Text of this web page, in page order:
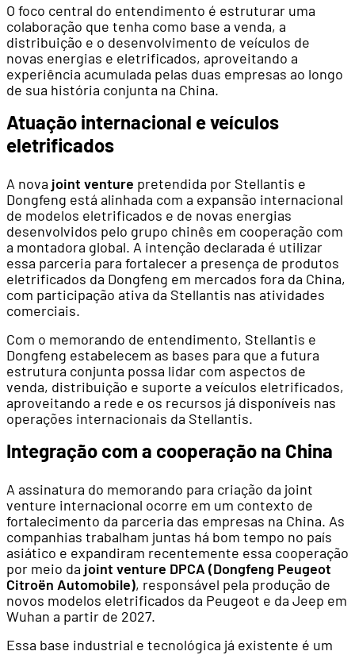
O foco central do entendimento é estruturar uma
colaboração que tenha como base a venda, a
distribuição e o desenvolvimento de veículos de
novas energias e eletrificados, aproveitando a
experiência acumulada pelas duas empresas ao longo
de sua história conjunta na China.
Atuação internacional e veículos
eletrificados
A nova joint venture pretendida por Stellantis e
Dongfeng está alinhada com a expansão internacional
de modelos eletrificados e de novas energias
desenvolvidos pelo grupo chinês em cooperação com
a montadora global. A intenção declarada é utilizar
essa parceria para fortalecer a presença de produtos
eletrificados da Dongfeng em mercados fora da China,
com participação ativa da Stellantis nas atividades
comerciais.
Com o memorando de entendimento, Stellantis e
Dongfeng estabelecem as bases para que a futura
estrutura conjunta possa lidar com aspectos de
venda, distribuição e suporte a veículos eletrificados,
aproveitando a rede e os recursos já disponíveis nas
operações internacionais da Stellantis.
Integração com a cooperação na China
A assinatura do memorando para criação da joint
venture internacional ocorre em um contexto de
fortalecimento da parceria das empresas na China. As
companhias trabalham juntas há bom tempo no país
asiático e expandiram recentemente essa cooperação
por meio da joint venture DPCA (Dongfeng Peugeot
Citroën Automobile), responsável pela produção de
novos modelos eletrificados da Peugeot e da Jeep em
Wuhan a partir de 2027.
Essa base industrial e tecnológica já existente é um